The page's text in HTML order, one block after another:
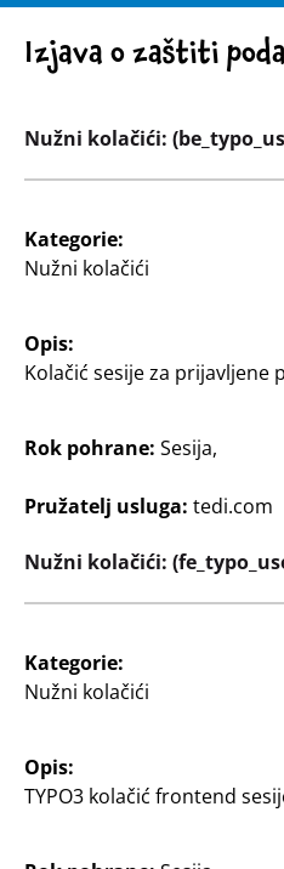
Uživajte u prirodi uz našu
van i slobodno vrijeme.
Bilo za vrt, kampiranje ili
ju ćete pronaći sve što vam
avanture na otvorenom.
Od čvrstog vrtnog alata do
kampiranje i rekreacijskih
maksimalno uživanje na
Izjava o zaštiti
Nužni kolačići:
Kategorie:
Nužni kolačići
Opis:
Kolačić sesije za prijavljene
Rok pohrane: Sesija,
Pružatelj usluga: tedi.com
Nužni kolačići:
Kategorie:
Nužni kolačići
Opis:
TYPO3 kolačić frontend